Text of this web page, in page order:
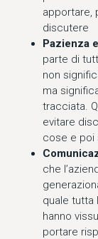
apportare,
discutere
Pazienza
parte di
non
ma
tracciata.
evitare
cose e poi
che
quale tutta
hanno
portare